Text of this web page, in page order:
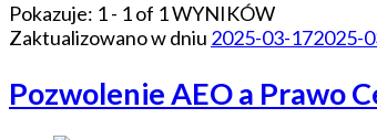
Pokazuje: 1 - 1 of 1 WYNIKÓW
Zaktualizowano w dniu 2025-03-172025-
Pozwolenie AEO a Prawo